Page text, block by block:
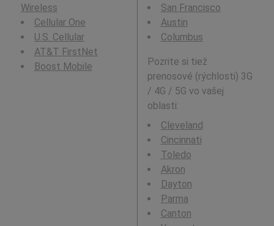
Wireless
Cellular One
U.S. Cellular
AT&T FirstNet
Boost Mobile
San Francisco
Austin
Columbus
Pozrite si tiež
prenosové (rýchlosti) 3G
/ 4G / 5G vo vašej
oblasti:
Cleveland
Cincinnati
Toledo
Akron
Dayton
Parma
Canton